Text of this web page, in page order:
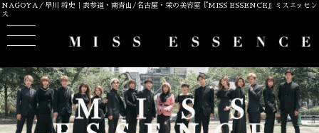
NAGOYA／早川 将史｜表参道・南青山/名古屋・栄の美容室『MISS ESSENCE』ミスエッセン
ス